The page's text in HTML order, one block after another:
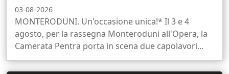
03-08-2026
MONTERODUNI. Un'occasione unica!* Il 3 e 4
agosto, per la rassegna Monteroduni all'Opera, la
Camerata Pentra porta in scena due capolavori...